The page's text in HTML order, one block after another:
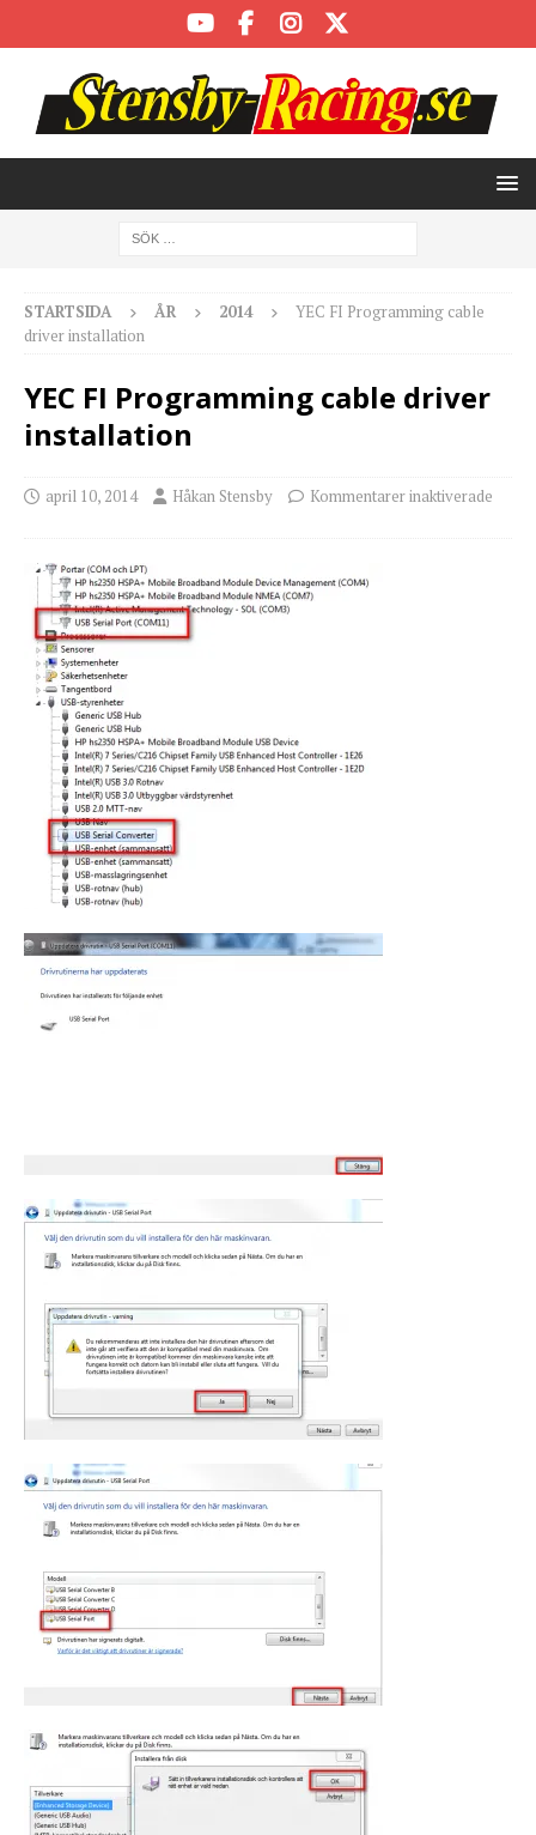
STARTSIDA ÅR 2014
YEC FI Programming cable
driver installation
YEC FI Programming cable driver
installation
april 10, 2014 Håkan Stensby Kommentarer inaktiverade